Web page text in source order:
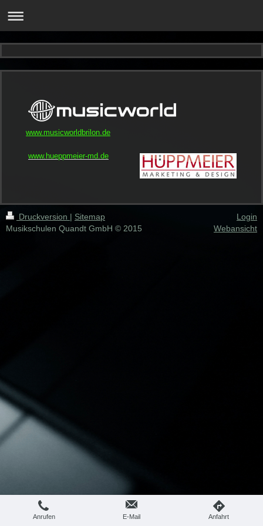
www.musicworldbrilon.de
www.hueppmeier-md.de
Druckversion | Sitemap
Musikschulen Quandt GmbH © 2015
Login
Webansicht
Anrufen E-Mail Anfahrt